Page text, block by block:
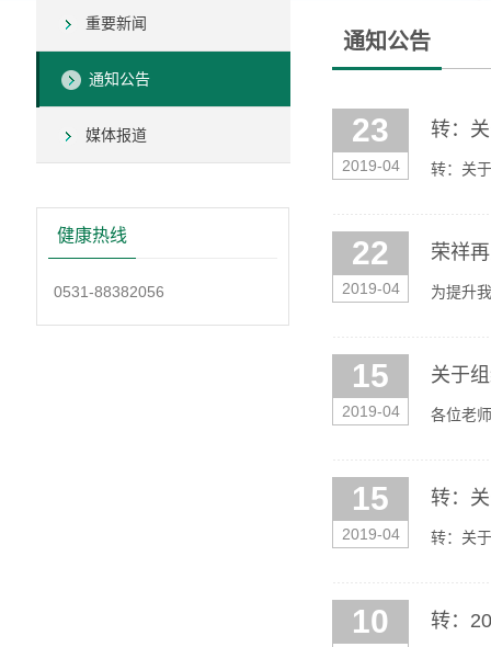
重要新闻
通知公告
媒体报道
健康热线
0531-88382056
通知公告
23
2019-04
转：
转：关
22
2019-04
荣祥
为提升
15
2019-04
关于
各位老
15
2019-04
转：
转：关
10 转：